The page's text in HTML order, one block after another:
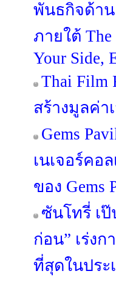
พันธกิจด้าน
ภายใต้
Your Side,
Thai Film
สร้างมูลค่า
Gems
เนเจอร์คอ
ของ Gems
ซันโทรี่ เ
ก่อน” เร่ง
ที่สุดในประ